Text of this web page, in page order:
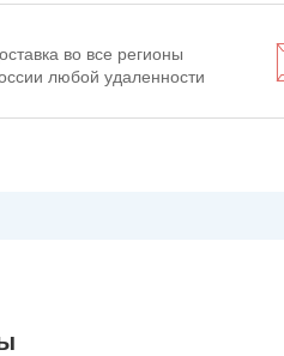
во все регионы
любой удаленности